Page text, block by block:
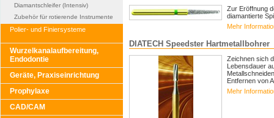
Diamantschleifer (Intensiv)
Zubehör für rotierende Instrumente
Polier- und Finiersysteme
Wurzelkanalaufbereitung,
Endodontie
Geräte, Praxiseinrichtung
Prophylaxe
CAD/CAM
Zur Eröffnung
diamantierte
Mehr
DIATECH Speedster Hartmetallbohrer
Zeichnen sich
Lebensdauer
Entfernen von
Mehr